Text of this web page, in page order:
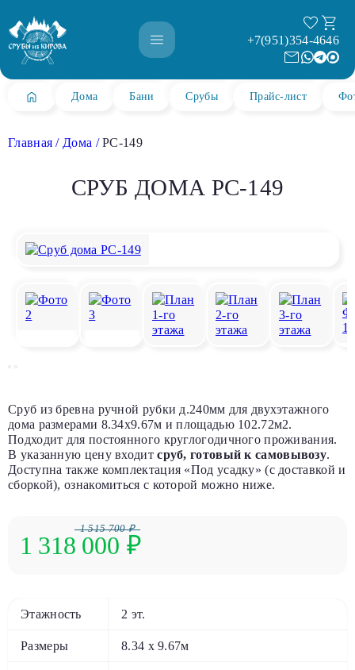
+7(951)354-4646
Дома Бани Срубы Прайс-лист
Главная Дома РС-149
СРУБ ДОМА РС-149
Сруб из бревна ручной рубки д.240мм для двухэтажного
дома размерами 8.34х9.67м и площадью 102.72м2.
Подходит для постоянного круглогодичного проживания.
В указанную цену входитсруб, готовый к самовывозу.
Доступна также комплектация «Под усадку» (с доставкой и
сборкой), ознакомиться с которой можно ниже.
1 318 000
1 515 700 ₽
₽
Этажность 2 эт.
Размеры 8.34 х 9.67м